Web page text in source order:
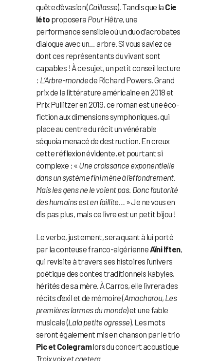
quête d’évasion (Caillasse). Tandis que la Cie
Iéto proposera Pour Hêtre, une
performance sensible où un duo d’acrobates
dialogue avec un… arbre. Si vous saviez ce
dont ces représentants du vivant sont
capables ! À ce sujet, un petit conseil lecture
: L’Arbre-mondede Richard Powers. Grand
prix de la littérature américaine en 2018 et
Prix Pullitzer en 2019, ce roman est une éco-
fiction aux dimensions symphoniques, qui
place au centre du récit un vénérable
séquoia menacé de destruction. En creux
cette réflexion évidente, et pourtant si
complexe : « Une croissance exponentielle
dans un système fini mène à l’effondrement.
Mais les gens ne le voient pas. Donc l’autorité
des humains est en faillite…
» Je ne vous en
dis pas plus, mais ce livre est un petit bijou !
Le verbe, justement, sera quant à lui porté
par la conteuse franco-algérienne Aïni Iften,
qui revisite à travers ses histoires l’univers
poétique des contes traditionnels kabyles,
hérités de sa mère. À Carros, elle livrera des
récits d’exil et de mémoire (Amacharou, Les
premières larmes du monde) et une fable
musicale (Lala petite ogresse). Les mots
seront également mis en chanson par le trio
Pic et Colegramlors du concert acoustique
Troix voix et caetera.